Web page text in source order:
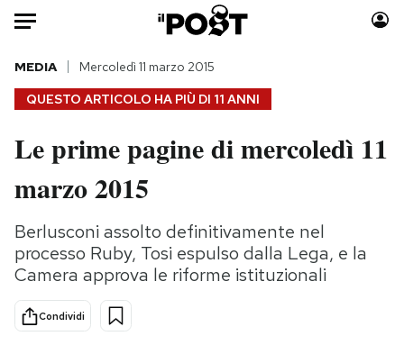
Auto
HOME
Italia
Politica
Tecnologia
Internet
Scienza
Cultura
Economia
Moda
Storie/Idee
Ok Boomer!
Media
QUESTO ARTICOLO HA PIÙ DI 11 ANNI
MEDIA Mercoledì 11 marzo 2015
Le prime pagine di mercoledì 11
marzo 2015
Berlusconi assolto definitivamente nel
processo Ruby, Tosi espulso dalla Lega, e la
Camera approva le riforme istituzionali
Condividi